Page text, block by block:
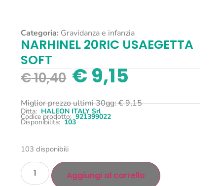
Categoria: Gravidanza e infanzia
NARHINEL 20RIC USAEGETTA
SOFT
€10,40 €9,15
Miglior prezzo ultimi 30gg:€9,15
Ditta: HALEON ITALY Srl
Codice prodotto: 921399022
Disponibilità: 103
103 disponibili
Aggiungi al carrello